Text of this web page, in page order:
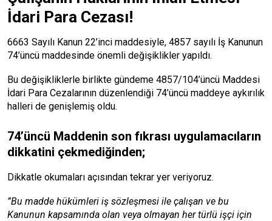
İdari Para Cezası!
6663 Sayılı Kanun 22’inci maddesiyle, 4857 sayılı İş Kanunun
74’üncü maddesinde önemli değişiklikler yapıldı.
Bu değişikliklerle birlikte gündeme 4857/104’üncü Maddesi
İdari Para Cezalarının düzenlendiği 74’üncü maddeye aykırılık
halleri de genişlemiş oldu.
74’üncü Maddenin son fıkrası uygulamacıların
dikkatini çekmediğinden;
Dikkatle okumaları açısından tekrar yer veriyoruz.
”Bu madde hükümleri iş sözleşmesi ile çalışan ve bu
Kanunun kapsamında olan veya olmayan her türlü işçi için